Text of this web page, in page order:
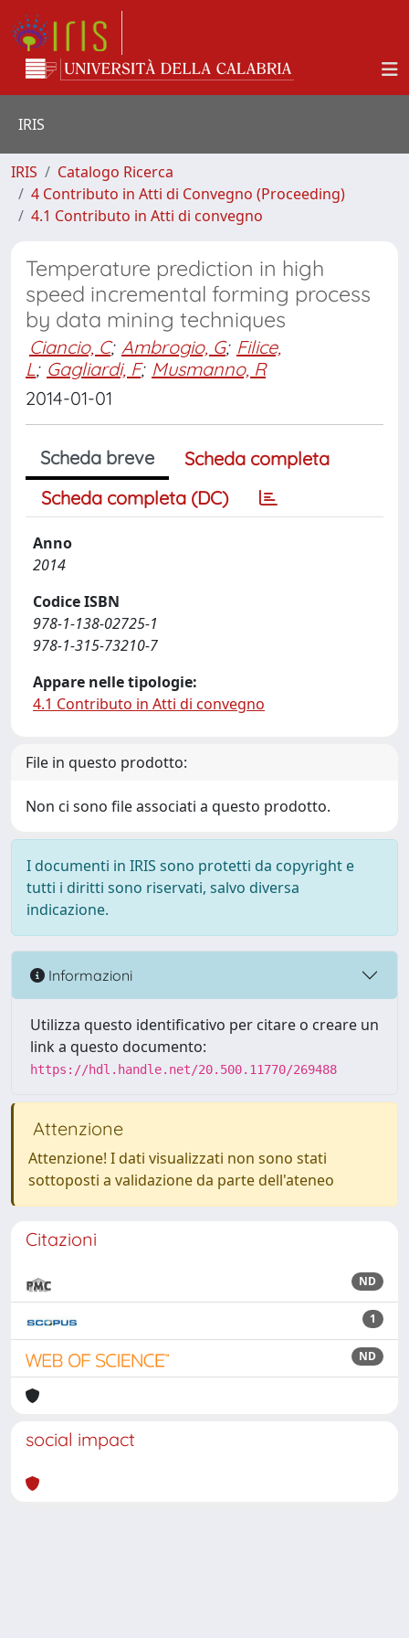
IRIS
IRIS
Catalogo Ricerca
4 Contributo in Atti di Convegno (Proceeding)
4.1 Contributo in Atti di convegno
Temperature prediction in high
speed incremental forming process
by data mining techniques
Ciancio, C; Ambrogio, G; Filice,
L; Gagliardi, F; Musmanno, R
2014-01-01
Scheda breve
Scheda completa
Scheda completa (DC)
Anno
2014
Codice ISBN
978-1-138-02725-1
978-1-315-73210-7
Appare nelle tipologie:
4.1 Contributo in Atti di convegno
File in questo prodotto:
Non ci sono file associati a questo prodotto.
I documenti in IRIS sono protetti da copyright e
tutti i diritti sono riservati, salvo diversa
indicazione.
Informazioni
Utilizza questo identificativo per citare o creare un
link a questo documento:
https://hdl.handle.net/20.500.11770/269488
Attenzione
Attenzione! I dati visualizzati non sono stati
sottoposti a validazione da parte dell'ateneo
Citazioni
ND
1
ND
social impact